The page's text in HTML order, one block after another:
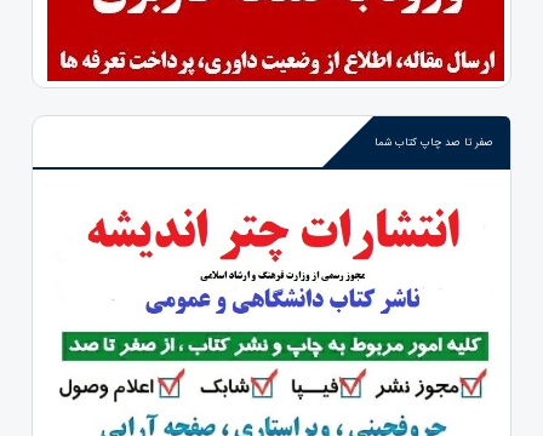
صفر تا صد چاپ کتاب شما